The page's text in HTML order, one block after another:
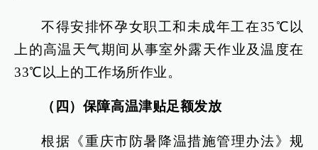
不得安排怀孕女职工和未成年工在35℃以
上的高温天气期间从事室外露天作业及温度在
33℃以上的工作场所作业。
（四）保障高温津贴足额发放
根据《重庆市防暑降温措施管理办法》规